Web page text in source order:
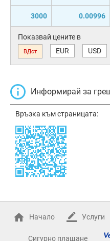
3000 0.00996
Показвай цените в
ВДст EUR USD
Информирай за
Връзка към страницата:
Начало Услуги
Сигурно плащане